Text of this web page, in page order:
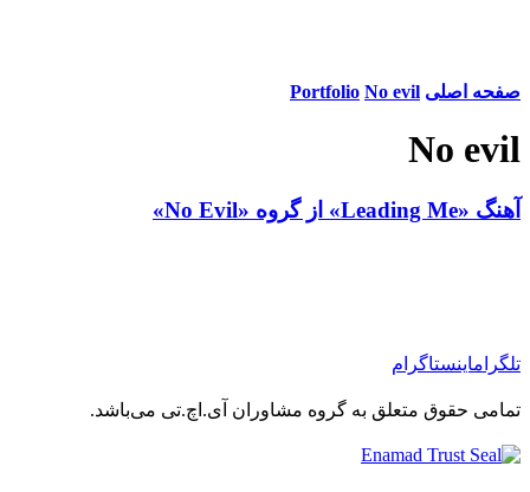
صفحه اصلی Portfolio No evil
No evil
آهنگ «Leading Me» از گروه «No Evil»
تلگراماینستاگرام
تمامی حقوق متعلق به گروه مشاوران آی.اچ.تی می‌باشد.